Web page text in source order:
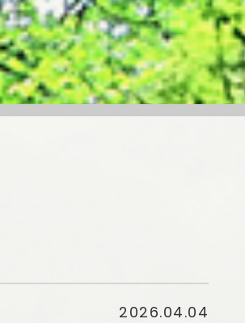
2026.04.04